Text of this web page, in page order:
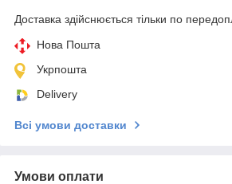
Доставка здійснюється тільки по
Нова Пошта
Укрпошта
Delivery
Всі умови доставки
Умови оплати